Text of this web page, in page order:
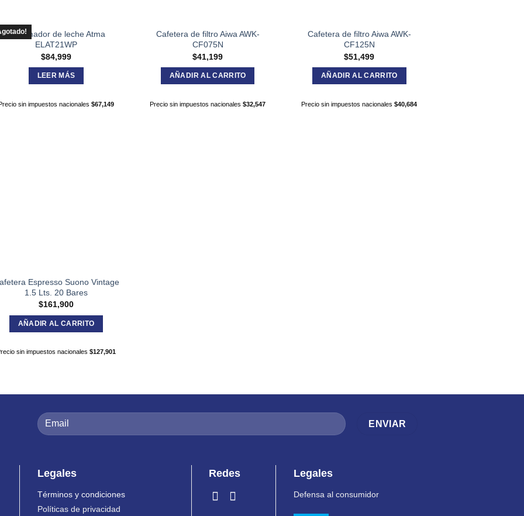
Espumador de leche Atma
ELAT21WP
$84,999
LEER MÁS
sin impuestos nacionales$67,149
Cafetera de filtro Aiwa AWK-
CF075N
$41,199
AÑADIR AL CARRITO
Precio sin impuestos nacionales$32,547
Cafetera de filtro Aiwa AWK-
CF125N
$51,499
AÑADIR AL CARRITO
Precio sin impuestos nacionales$40,684
Espresso Suono Vintage
1.5 Lts. 20 Bares
$161,900
AÑADIR AL CARRITO
sin impuestos nacionales$127,901
Legales
Términos y condiciones
Políticas de privacidad
Redes Legales
Defensa al consumidor